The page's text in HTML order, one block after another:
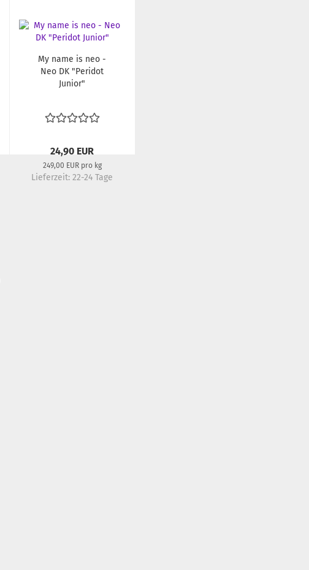
My name is neo -
Neo DK "Peridot
Junior"
24,90 EUR
249,00 EUR pro kg
Lieferzeit:22-24 Tage